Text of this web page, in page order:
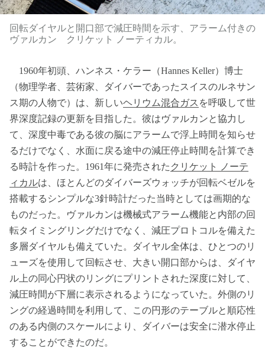
回転ダイヤルと開口部で減圧時間を示す、アラーム付きの
ヴァルカン クリケット ノーティカル。
1960年初頭、ハンネス・ケラー（Hannes Keller）博士
（物理学者、芸術家、ダイバーであったスイスのルネサン
ス期の人物で）は、新しいヘリウム混合ガス を呼吸して世
界深度記録の更新を目指した。彼はヴァルカンと協力し
て、深度中毒である彼の脳にアラームで浮上時間を知らせ
るだけでなく、水面に戻る途中の減圧停止時間を計算でき
る時計を作った。1961年に発売された クリケット ノーテ
ィカルは、ほとんどのダイバーズウォッチが回転ベゼルを
搭載するシンプルな3針時計だった当時としては画期的な
ものだった。ヴァルカンは機械式アラーム機能と内部の回
転タイミングリングだけでなく、減圧プロトコルを備えた
多層ダイヤルも備えていた。ダイヤル全体は、ひとつのリ
ューズを使用して回転させ、大きい開口部からは、ダイヤ
ル上の同心円状のリングにプリントされた深度に対して、
減圧時間が下層に表示されるようになっていた。外側のリ
ングの経過時間を利用して、この円形のテーブルと順応性
のある内側のスケールにより、ダイバーは安全に潜水停止
することができたのだ。